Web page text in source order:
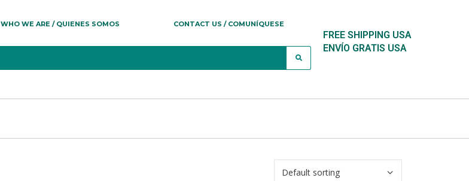
WHO WE ARE / QUIENES SOMOS CONTACT US / COMUNÍQUESE
FREE SHIPPING USA
ENVÍO GRATIS USA